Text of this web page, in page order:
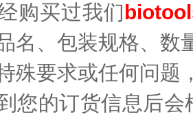
购买过我们
名、包装规格、数
殊要求或任何问题
您的订货信息后